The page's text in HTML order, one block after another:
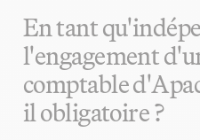
En tant
l'engagement
comptable
il obligatoire ?